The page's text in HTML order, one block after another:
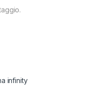
infinity